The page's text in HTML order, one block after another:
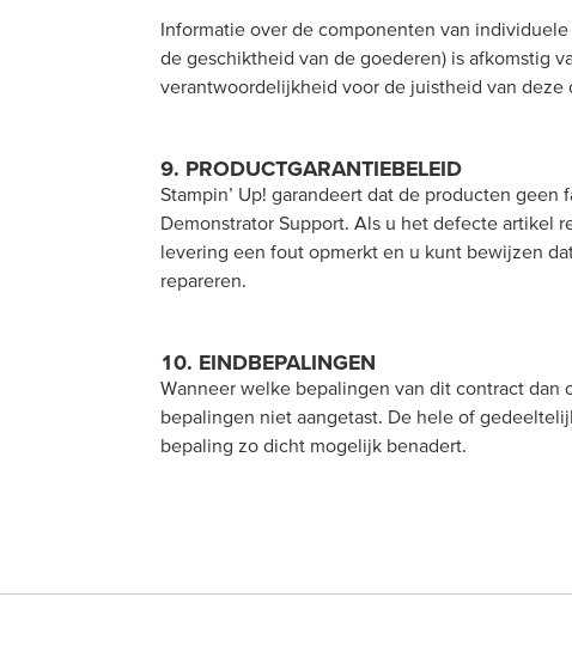
Informatie over de componenten van
de geschiktheid van de goederen) is afkomstig
verantwoordelijkheid voor de juistheid van deze
9. PRODUCTGARANTIEBELEID
Stampin’ Up! garandeert dat de producten
Demonstrator Support. Als u het defecte artikel
levering een fout opmerkt en u kunt bewijzen
repareren.
10. EINDBEPALINGEN
Wanneer welke bepalingen van dit contract
bepalingen niet aangetast. De hele of
bepaling zo dicht mogelijk benadert.